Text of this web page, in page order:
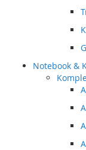
Notebook &